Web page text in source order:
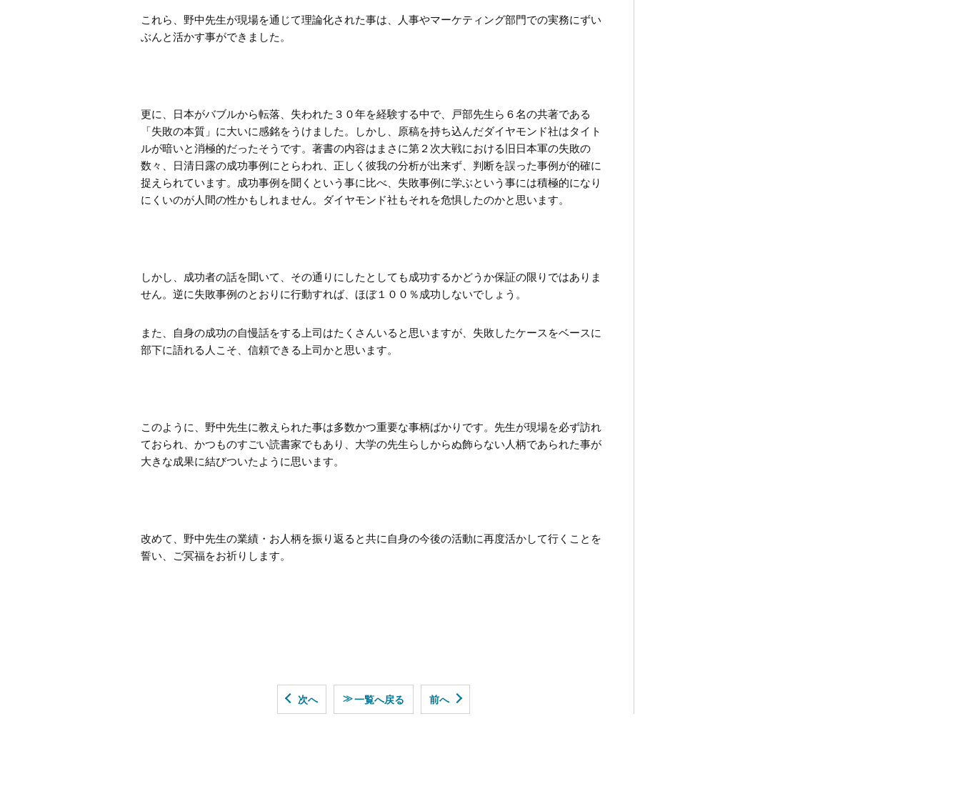
これら、野中先生が現場を通じて理論化された事は、人事やマーケティング部門での実務にずい
ぶんと活かす事ができました。
更に、日本がバブルから転落、失われた３０年を経験する中で、戸部先生ら６名の共著である
「失敗の本質」に大いに感銘をうけました。しかし、原稿を持ち込んだダイヤモンド社はタイト
ルが暗いと消極的だったそうです。著書の内容はまさに第２次大戦における旧日本軍の失敗の
数々、日清日露の成功事例にとらわれ、正しく彼我の分析が出来ず、判断を誤った事例が的確に
捉えられています。成功事例を聞くという事に比べ、失敗事例に学ぶという事には積極的になり
にくいのが人間の性かもしれません。ダイヤモンド社もそれを危惧したのかと思います。
しかし、成功者の話を聞いて、その通りにしたとしても成功するかどうか保証の限りではありま
せん。逆に失敗事例のとおりに行動すれば、ほぼ１００％成功しないでしょう。
また、自身の成功の自慢話をする上司はたくさんいると思いますが、失敗したケースをベースに
部下に語れる人こそ、信頼できる上司かと思います。
このように、野中先生に教えられた事は多数かつ重要な事柄ばかりです。先生が現場を必ず訪れ
ておられ、かつものすごい読書家でもあり、大学の先生らしからぬ飾らない人柄であられた事が
大きな成果に結びついたように思います。
改めて、野中先生の業績・お人柄を振り返ると共に自身の今後の活動に再度活かして行くことを
誓い、ご冥福をお祈りします。
次へ ≫一覧へ戻る 前へ